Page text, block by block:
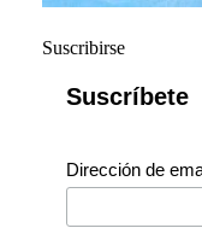
Suscribirse
Suscríbete
Dirección de